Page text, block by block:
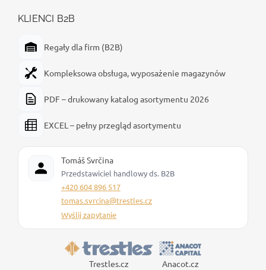
KLIENCI B2B
Regały dla firm (B2B)
Kompleksowa obsługa, wyposażenie magazynów
PDF – drukowany katalog asortymentu 2026
EXCEL – pełny przegląd asortymentu
Tomáš Svrčina
Przedstawiciel handlowy ds. B2B
+420 604 896 517
tomas.svrcina@trestles.cz
Wyślij zapytanie
Trestles.cz Anacot.cz